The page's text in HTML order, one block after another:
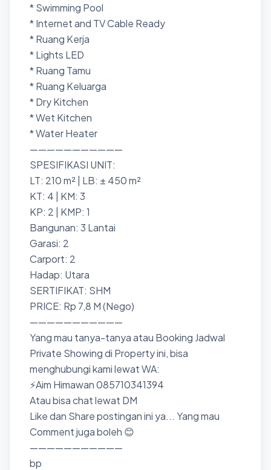
* Swimming Pool
* Internet and TV Cable Ready
* Ruang Kerja
* Lights LED
* Ruang Tamu
* Ruang Keluarga
* Dry Kitchen
* Wet Kitchen
* Water Heater
———————————
SPESIFIKASI UNIT:
LT: 210 m² | LB: ± 450 m²
KT: 4 | KM: 3
KP: 2 | KMP: 1
Bangunan: 3 Lantai
Garasi: 2
Carport: 2
Hadap: Utara
SERTIFIKAT: SHM
PRICE: Rp 7,8 M (Nego)
———————————
Yang mau tanya-tanya atau Booking Jadwal
Private Showing di Property ini, bisa
menghubungi kami lewat WA:
⚡Aim Himawan 085710341394
Atau bisa chat lewat DM
Like dan Share postingan ini ya... Yang mau
Comment juga boleh 😊
———————————
bp